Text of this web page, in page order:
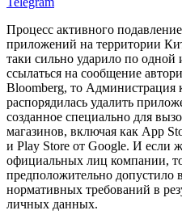
Процесс активного
приложений на территории
таки сильно ударило по
ссылаться на сообщение
Bloomberg, то Администрация
распорядилась удалить
созданное специально для
магазинов, включая как App
и Play Store от Google. И если
официальных лиц компании,
предположительно допустило
нормативных требований в
личных данных.